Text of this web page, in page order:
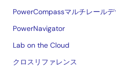
PowerCompassマルチレール
PowerNavigator
Lab on the Cloud
クロスリファレンス